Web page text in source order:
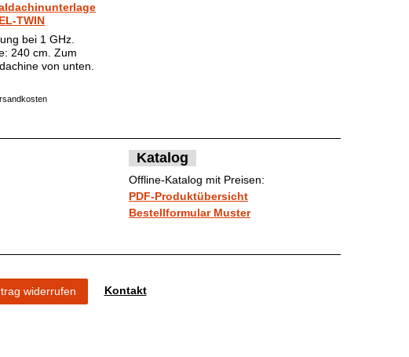
TWIN
bei 1 GHz.
240 cm. Zum
von unten.
Katalog
Offline-Katalog mit Preisen:
PDF-Produktübersicht
Bestellformular Muster
widerrufen Kontakt